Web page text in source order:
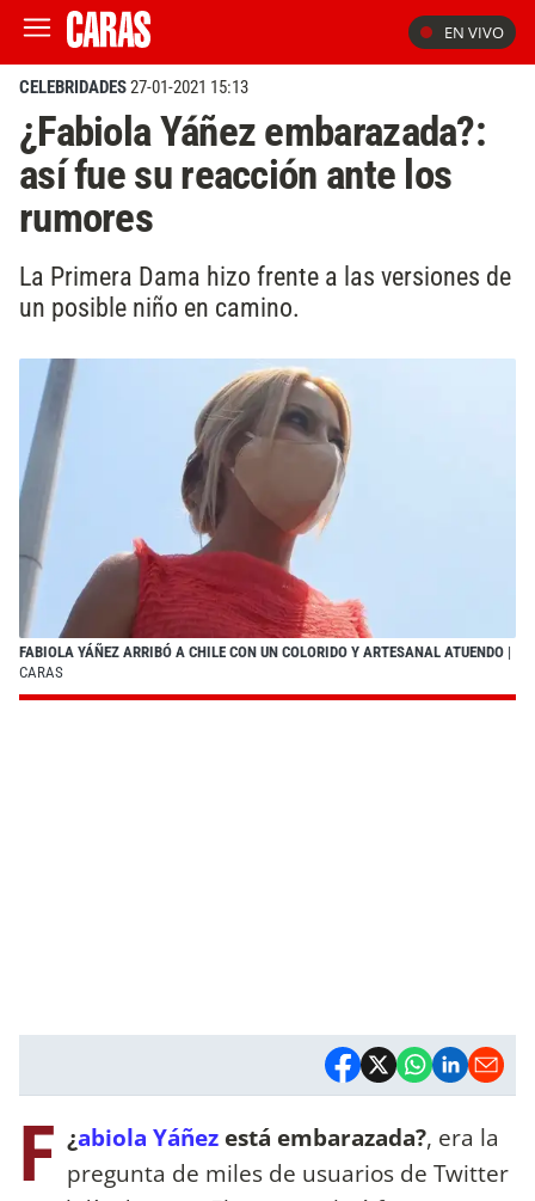
EN VIVO
CELEBRIDADES27-01-2021 15:13
¿Fabiola Yáñez embarazada?:
así fue su reacción ante los
rumores
La Primera Dama hizo frente a las versiones de
un posible niño en camino.
FABIOLA YÁÑEZ ARRIBÓ A CHILE CON UN COLORIDO Y ARTESANAL ATUENDO |
CARAS
¿
F abiola Yáñez está embarazada?, era la
pregunta de miles de usuarios de Twitter